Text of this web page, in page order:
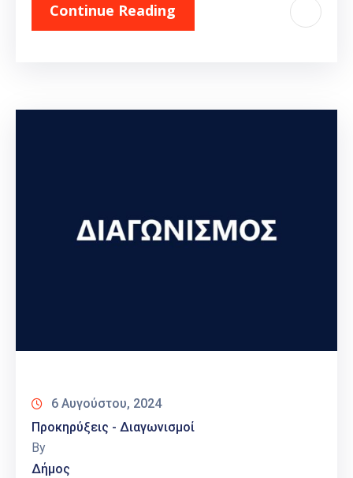
Continue Reading
6 Αυγούστου, 2024
Προκηρύξεις - Διαγωνισμοί
By
Δήμος